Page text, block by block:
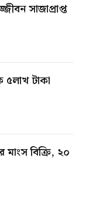
সাজাপ্রাপ্ত
৫লাখ টাকা
বিক্রি, ২০